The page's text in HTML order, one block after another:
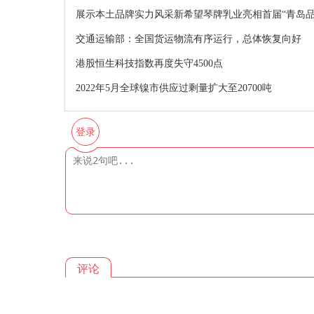
展示本土品牌实力风采新希望琴牌乳业亮相首届“青岛
交通运输部：全国货运物流有序运行，总体恢复向好
港股恒生科技指数再度失守4500点
2022年5月全球镍市供应过剩量扩大至20700吨
登录
评论